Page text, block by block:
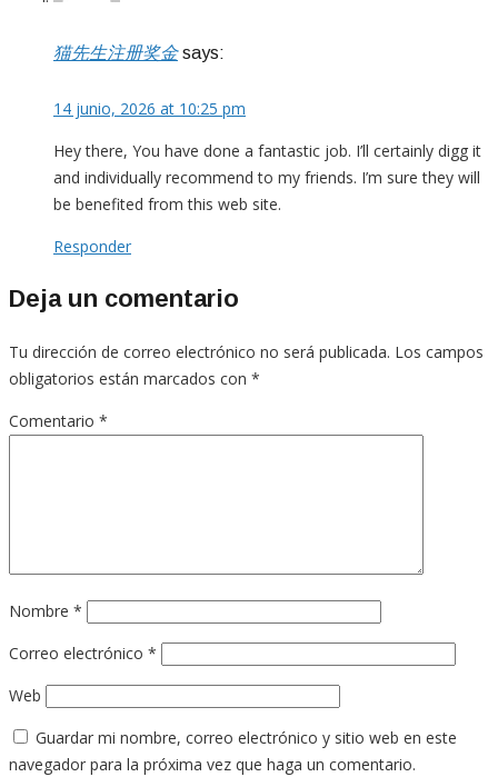
猫先生注册奖金 says:
14 junio, 2026 at 10:25 pm
Hey there, You have done a fantastic job. I’ll certainly digg it
and individually recommend to my friends. I’m sure they will
be benefited from this web site.
Responder
Deja un comentario
Tu dirección de correo electrónico no será publicada. Los campos
obligatorios están marcados con *
Comentario *
Nombre *
Correo electrónico *
Web
Guardar mi nombre, correo electrónico y sitio web en este
navegador para la próxima vez que haga un comentario.